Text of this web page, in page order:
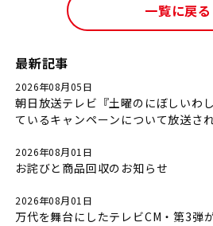
一覧に戻る
最新記事
2026年08月05日
朝日放送テレビ『土曜のにぼしいわ
ているキャンペーンについて放送され
2026年08月01日
お詫びと商品回収のお知らせ
2026年08月01日
万代を舞台にしたテレビCM・第3弾